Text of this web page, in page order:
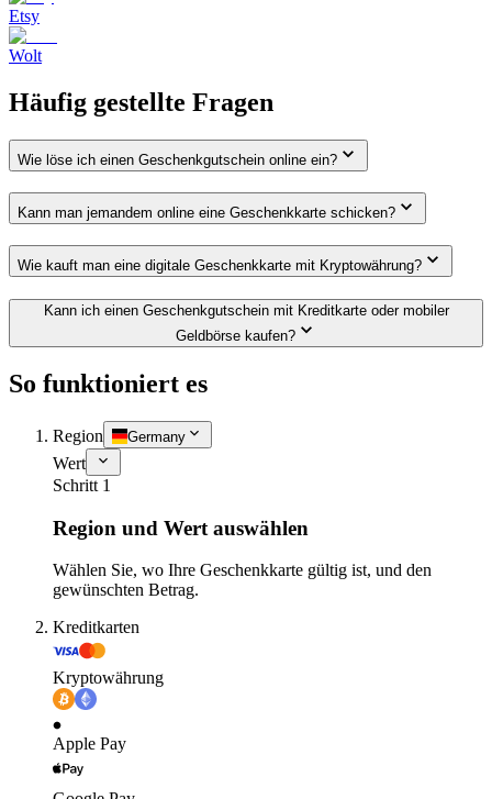
Etsy
Wolt
Häufig gestellte Fragen
Wie löse ich einen Geschenkgutschein online ein?
Kann man jemandem online eine Geschenkkarte schicken?
Wie kauft man eine digitale Geschenkkarte mit Kryptowährung?
Kann ich einen Geschenkgutschein mit Kreditkarte oder mobiler
Geldbörse kaufen?
So funktioniert es
Region Germany
Wert
Schritt 1
Region und Wert auswählen
Wählen Sie, wo Ihre Geschenkkarte gültig ist, und den
gewünschten Betrag.
Kreditkarten
Kryptowährung
Apple Pay